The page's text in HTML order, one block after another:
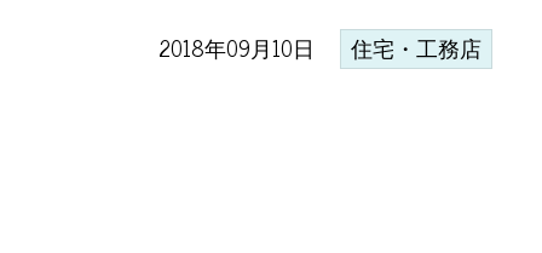
2018年09月10日 住宅・工務店